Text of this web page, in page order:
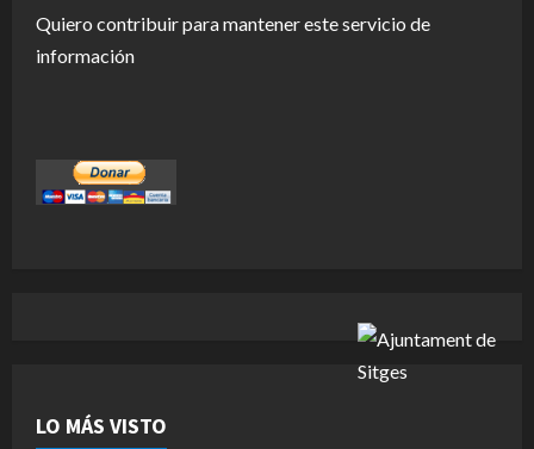
Quiero contribuir para mantener este servicio de
información
LO MÁS VISTO